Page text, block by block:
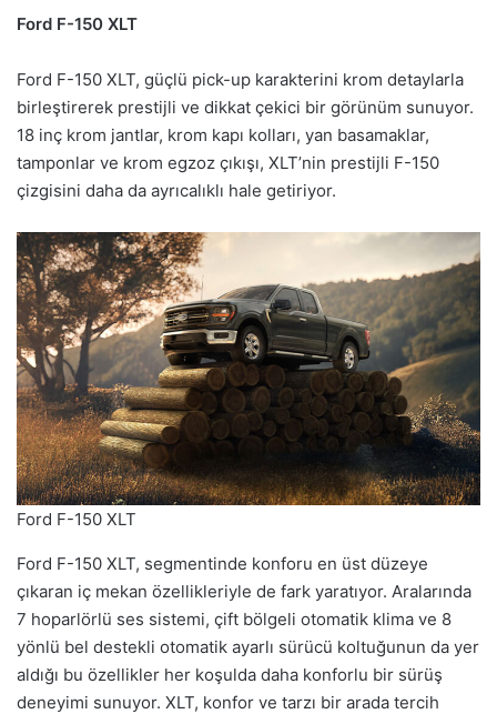
Ford F-150 XLT
Ford F-150 XLT, güçlü pick-up karakterini krom detaylarla
birleştirerek prestijli ve dikkat çekici bir görünüm sunuyor.
18 inç krom jantlar, krom kapı kolları, yan basamaklar,
tamponlar ve krom egzoz çıkışı, XLT’nin prestijli F-150
çizgisini daha da ayrıcalıklı hale getiriyor.
Ford F-150 XLT
Ford F-150 XLT, segmentinde konforu en üst düzeye
çıkaran iç mekan özellikleriyle de fark yaratıyor. Aralarında
7 hoparlörlü ses sistemi, çift bölgeli otomatik klima ve 8
yönlü bel destekli otomatik ayarlı sürücü koltuğunun da yer
aldığı bu özellikler her koşulda daha konforlu bir sürüş
deneyimi sunuyor. XLT, konfor ve tarzı bir arada tercih